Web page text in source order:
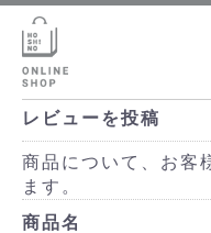
レビューを投稿
商品について、お客
ます。
商品名